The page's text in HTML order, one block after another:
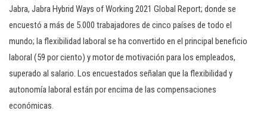
Jabra, Jabra Hybrid Ways of Working 2021 Global Report; donde se
encuestó a más de 5.000 trabajadores de cinco países de todo el
mundo; la flexibilidad laboral se ha convertido en el principal beneficio
laboral (59 por ciento) y motor de motivación para los empleados,
superado al salario. Los encuestados señalan que la flexibilidad y
autonomía laboral están por encima de las compensaciones
económicas.